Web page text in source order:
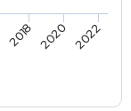
2018 2020 2022